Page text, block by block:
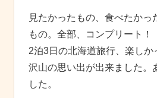
見たかったもの、食べたかっ
もの。全部、コンプリート！
2泊3日の北海道旅行、楽しか
沢山の思い出が出来ました。
した。